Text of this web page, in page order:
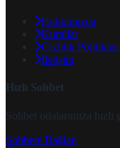
Hakkımızda
Kurallar
Gizlilik Politikası
İletişim
Hızlı Sohbet
Sohbet odalarımıza
Sohbete Bağlan